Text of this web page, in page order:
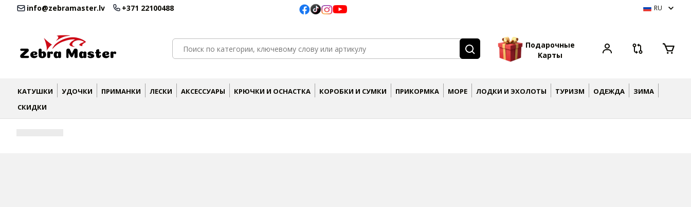
info@zebramaster.lv +371 22100488 RU
Подарочные
Kарты
КАТУШКИ УДОЧКИ ПРИМАНКИ ЛЕСКИ АКСЕССУАРЫ КРЮЧКИ И ОСНАСТКА КОРОБКИ И СУМКИ ПРИКОРМКА МОРЕ ЛОДКИ И ЭХОЛОТЫ ТУРИЗМ ОДЕЖДА
ЗИМА
СКИДКИ